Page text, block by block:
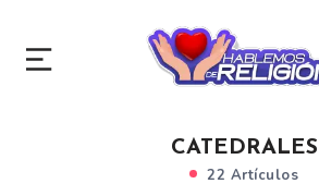
CATEDRALES
22 Artículos